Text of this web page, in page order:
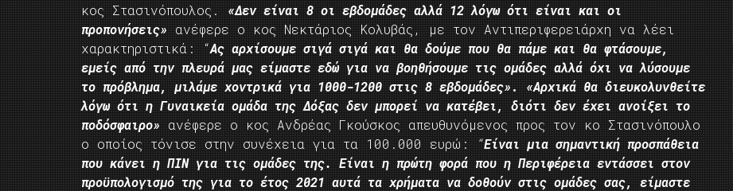
κος Στασινόπουλος. «Δεν είναι 8 οι εβδομάδες αλλά 12 λόγω ότι είναι και οι
προπονήσεις» ανέφερε ο κος Νεκτάριος Κολυβάς, με τον Αντιπεριφερειάρχη να λέει
χαρακτηριστικά: “Aς αρχίσουμε σιγά σιγά και θα δούμε που θα πάμε και θα φτάσουμε,
εμείς από την πλευρά μας είμαστε εδώ για να βοηθήσουμε τις ομάδες αλλά όχι να λύσουμε
το πρόβλημα, μιλάμε χοντρικά για 1000-1200 στις 8 εβδομάδες».
«Αρχικά θα διευκολυνθείτε
λόγω ότι η Γυναικεία ομάδα της Δόξας δεν μπορεί να κατέβει, διότι δεν έχει ανοίξει το
ποδόσφαιρο» ανέφερε ο κος Ανδρέας Γκούσκος απευθυνόμενος προς τον κο Στασινόπουλο
ο οποίος τόνισε στην συνέχεια για τα 100.000 ευρώ:
“Eίναι μια σημαντική προσπάθεια
που κάνει η ΠΙΝ για τις ομάδες της. Είναι η πρώτη φορά που η Περιφέρεια εντάσσει στον
προϋπολογισμό της για το έτος 2021 αυτά τα χρήματα να δοθούν στις ομάδες σας, είμαστε